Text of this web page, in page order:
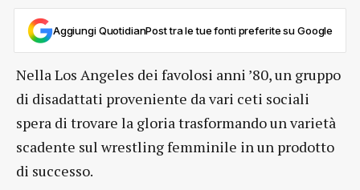
Aggiungi QuotidianPost tra le tue fonti preferite su Google
Nella Los Angeles dei favolosi anni ’80, un gruppo
di disadattati proveniente da vari ceti sociali
spera di trovare la gloria trasformando un varietà
scadente sul wrestling femminile in un prodotto
di successo.